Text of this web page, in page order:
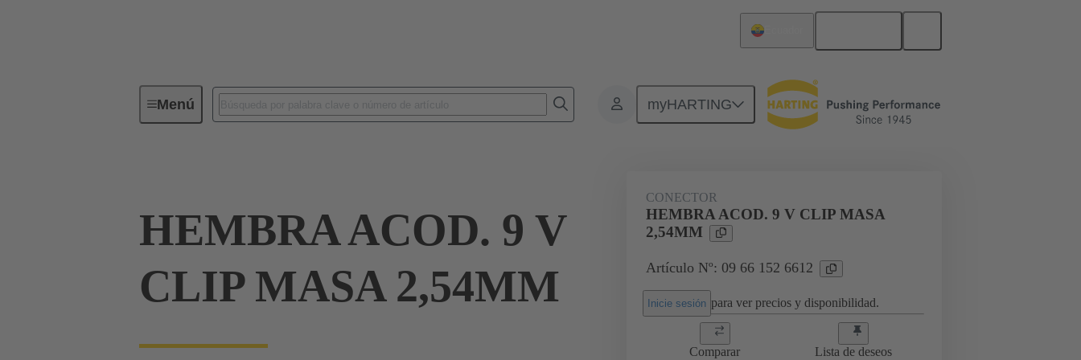
Menú myHARTING
Serie
HEMBRA ACOD. 9 V
CLIP MASA 2,54MM
CONECTOR
HEMBRA ACOD. 9 V CLIP MASA
2,54MM
Artículo Nº: 09 66 152 6612
Inicie sesión para ver precios y disponibilidad.
Comparar Lista de deseos